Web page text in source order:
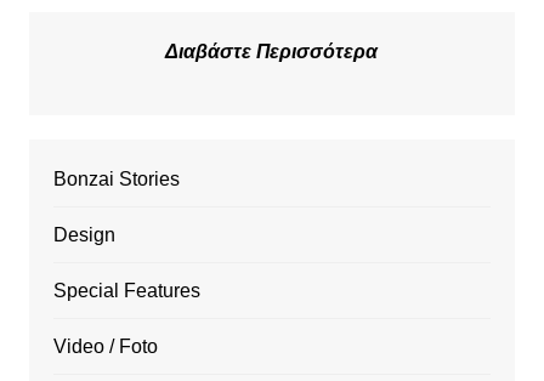
Διαβάστε Περισσότερα
Bonzai Stories
Design
Special Features
Video / Foto